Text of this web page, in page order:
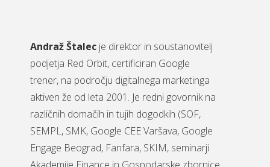
Andraž Štalec je direktor in soustanovitelj
podjetja Red Orbit, certificiran Google
trener, na področju digitalnega marketinga
aktiven že od leta 2001. Je redni govornik na
različnih domačih in tujih dogodkih (SOF,
SEMPL, SMK, Google CEE Varšava, Google
Engage Beograd, Fanfara, SKIM, seminarji